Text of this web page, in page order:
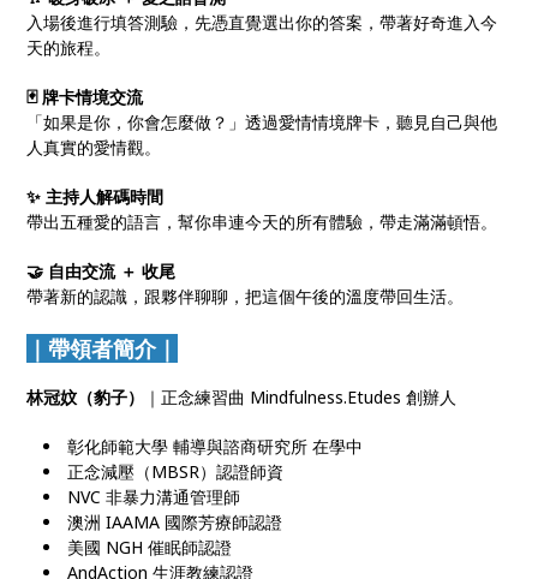
入場後進行填答測驗，先憑直覺選出你的答案，帶著好奇進入今
天的旅程。
🃏 牌卡情境交流
「如果是你，你會怎麼做？」透過愛情情境牌卡，聽見自己與他
人真實的愛情觀。
✨ 主持人解碼時間
帶出五種愛的語言，幫你串連今天的所有體驗，帶走滿滿頓悟。
🤝 自由交流 ＋ 收尾
帶著新的認識，跟夥伴聊聊，把這個午後的溫度帶回生活。
｜帶領者簡介｜
林冠妏（豹子） ｜正念練習曲 Mindfulness.Etudes 創辦人
彰化師範大學 輔導與諮商研究所 在學中
正念減壓（MBSR）認證師資
NVC 非暴力溝通管理師
澳洲 IAAMA 國際芳療師認證
美國 NGH 催眠師認證
AndAction 生涯教練認證